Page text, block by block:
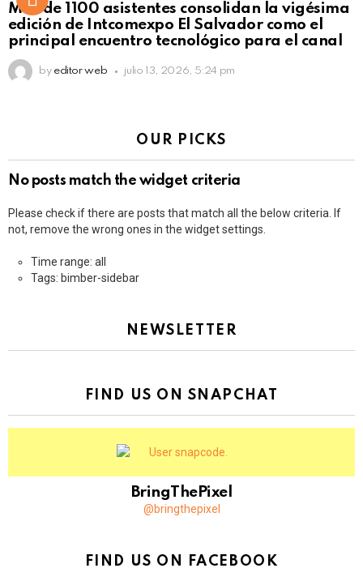
Más de 1100 asistentes consolidan la vigésima
edición de Intcomexpo El Salvador como el
principal encuentro tecnológico para el canal
by editor web julio 13, 2026, 5:24 pm
OUR PICKS
No posts match the widget criteria
Please check if there are posts that match all the below criteria. If
not, remove the wrong ones in the widget settings.
Time range: all
Tags: bimber-sidebar
NEWSLETTER
FIND US ON SNAPCHAT
BringThePixel
@bringthepixel
FIND US ON FACEBOOK